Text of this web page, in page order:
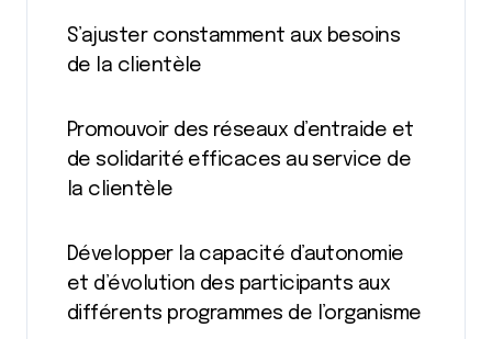
S’ajuster constamment aux besoins
de la clientèle
Promouvoir des réseaux d’entraide et
de solidarité efficaces au service de
la clientèle
Développer la capacité d’autonomie
et d’évolution des participants aux
différents programmes de l’organisme